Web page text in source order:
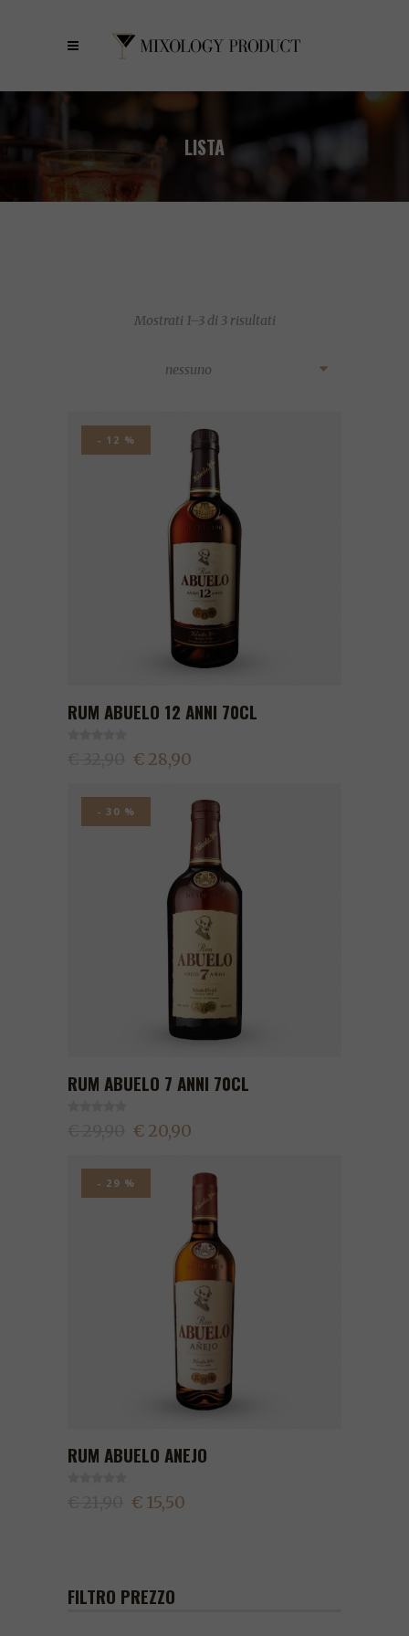
LISTA
Mostrati 1–3 di 3 risultati
nessuno
- 12 %
RUM ABUELO 12 ANNI 70CL
€ 28,90
- 30 %
RUM ABUELO 7 ANNI 70CL
€ 20,90
- 29 %
RUM ABUELO ANEJO
€ 15,50
FILTRO PREZZO